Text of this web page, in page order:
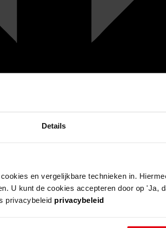
Details
en vergelijkbare technieken in.
U kunt de cookies accepteren door op 'Ja,
privacybeleid privacybeleid